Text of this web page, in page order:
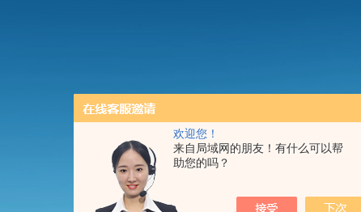
欢迎您！
来自局域网的朋友！有什么可以帮
助您的吗？